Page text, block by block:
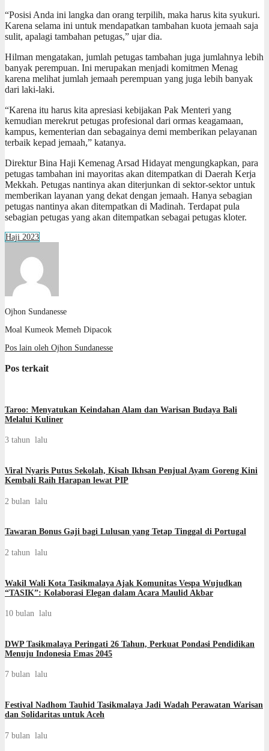
“Posisi Anda ini langka dan orang terpilih, maka harus kita syukuri.
Karena selama ini untuk mendapatkan tambahan kuota jemaah saja
sulit, apalagi tambahan petugas,” ujar dia.
Hilman mengatakan, jumlah petugas tambahan juga jumlahnya lebih
banyak perempuan. Ini merupakan menjadi komitmen Menag
karena melihat jumlah jemaah perempuan yang juga lebih banyak
dari laki-laki.
“Karena itu harus kita apresiasi kebijakan Pak Menteri yang
kemudian merekrut petugas profesional dari ormas keagamaan,
kampus, kementerian dan sebagainya demi memberikan pelayanan
terbaik kepad jemaah,” katanya.
Direktur Bina Haji Kemenag Arsad Hidayat mengungkapkan, para
petugas tambahan ini mayoritas akan ditempatkan di Daerah Kerja
Mekkah. Petugas nantinya akan diterjunkan di sektor-sektor untuk
memberikan layanan yang dekat dengan jemaah. Hanya sebagian
petugas nantinya akan ditempatkan di Madinah. Terdapat pula
sebagian petugas yang akan ditempatkan sebagai petugas kloter.
Haji 2023
Ojhon Sundanesse
Moal Kumeok Memeh Dipacok
Pos lain oleh Ojhon Sundanesse
Pos terkait
Taroo: Menyatukan Keindahan Alam dan Warisan Budaya Bali
Melalui Kuliner
3 tahun lalu
Viral Nyaris Putus Sekolah, Kisah Ikhsan Penjual Ayam Goreng Kini
Kembali Raih Harapan lewat PIP
2 bulan lalu
Tawaran Bonus Gaji bagi Lulusan yang Tetap Tinggal di Portugal
2 tahun lalu
Wakil Wali Kota Tasikmalaya Ajak Komunitas Vespa Wujudkan
“TASIK”: Kolaborasi Elegan dalam Acara Maulid Akbar
10 bulan lalu
DWP Tasikmalaya Peringati 26 Tahun, Perkuat Pondasi Pendidikan
Menuju Indonesia Emas 2045
7 bulan lalu
Festival Nadhom Tauhid Tasikmalaya Jadi Wadah Perawatan Warisan
dan Solidaritas untuk Aceh
7 bulan lalu